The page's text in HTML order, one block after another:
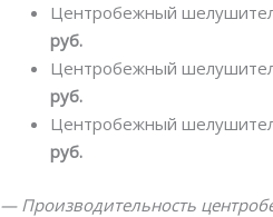
Центробежный
руб.
Центробежный
руб.
Центробежный
руб.
— Производительность